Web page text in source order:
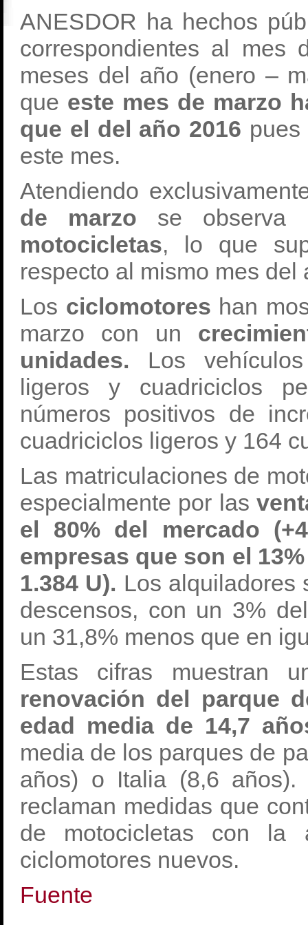
ANESDOR ha hechos
correspondientes al mes
meses del año (enero –
que este mes de marzo
que el del año 2016
este mes.
Atendiendo
de marzo se observa
motocicletas, lo que
respecto al mismo mes del
Los ciclomotores han
marzo con un
unidades. Los
ligeros y cuadriciclos
números positivos de
cuadriciclos ligeros y 164
Las matriculaciones de
especialmente por las
el 80% del mercado
empresas que son el
1.384 U). Los alquiladores
descensos, con un 3%
un 31,8% menos que en
Estas cifras muestran
renovación del parque
edad media de 14,7
media de los parques de
años) o Italia (8,6
reclaman medidas que
de motocicletas con la
ciclomotores nuevos.
Fuente